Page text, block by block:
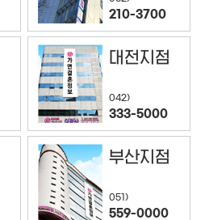
210-3700
대전지점
042)
333-5000
부산지점
051)
559-0000